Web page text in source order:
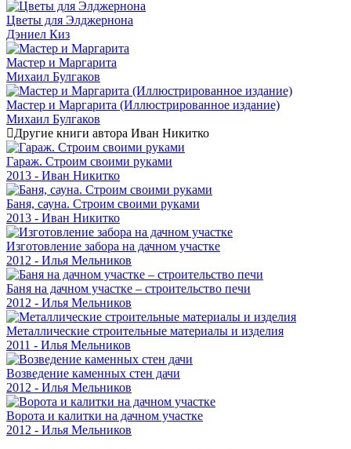
Цветы для Элджернона
Дэниел Киз
Мастер и Маргарита
Михаил Булгаков
Мастер и Маргарита (Иллюстрированное издание)
Михаил Булгаков
Другие книги автора Иван Никитко
Гараж. Строим своими руками
2013 - Иван Никитко
Баня, сауна. Строим своими руками
2013 - Иван Никитко
Изготовление забора на дачном участке
2012 - Илья Мельников
Баня на дачном участке – строительство печи
2012 - Илья Мельников
Металлические строительные материалы и изделия
2011 - Илья Мельников
Возведение каменных стен дачи
2012 - Илья Мельников
Ворота и калитки на дачном участке
2012 - Илья Мельников